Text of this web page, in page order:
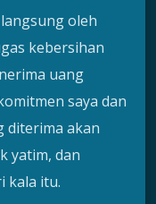
oleh
kebersihan
uang
saya dan
diterima akan
yatim, dan
kala itu.